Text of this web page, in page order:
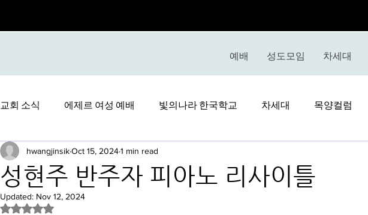
예배 성도모임 차세대
교회 소식 에제르 여성 예배 빛의나라 한국학교 차세대 목양컬럼
성현주 반주자 피아노 리사이틀
hwangjinsikOct 15, 20241 min read
Updated: Nov 12, 2024
Rated NaN out of 5 stars.